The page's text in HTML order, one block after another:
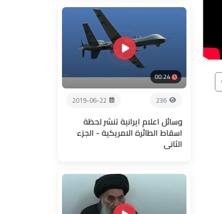
00:24
236
2019-06-22
وسائل اعلام ايرانية تنشر لحظة
اسقاط الطائرة الامريكية - الجزء
الثاني